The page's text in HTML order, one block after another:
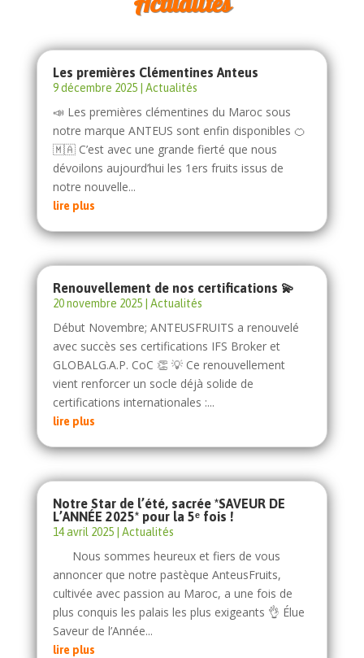
Les premières Clémentines Anteus
9 décembre 2025| Actualités
📣 Les premières clémentines du Maroc sous
notre marque ANTEUS sont enfin disponibles 🍊
🇲🇦 C’est avec une grande fierté que nous
dévoilons aujourd’hui les 1ers fruits issus de
notre nouvelle...
lire plus
Renouvellement de nos certifications 💫
20 novembre 2025| Actualités
Début Novembre; ANTEUSFRUITS a renouvelé
avec succès ses certifications IFS Broker et
GLOBALG.A.P. CoC 👏 💡 Ce renouvellement
vient renforcer un socle déjà solide de
certifications internationales :...
lire plus
Notre Star de l’été, sacrée *SAVEUR DE
L’ANNÉE 2025* pour la 5ᵉ fois !
14 avril 2025| Actualités
Nous sommes heureux et fiers de vous
annoncer que notre pastèque AnteusFruits,
cultivée avec passion au Maroc, a une fois de
plus conquis les palais les plus exigeants 👌 Élue
Saveur de l’Année...
lire plus